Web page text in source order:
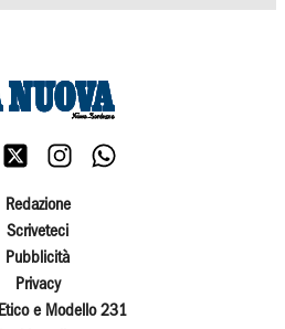
Redazione
Scriveteci
Pubblicità
Privacy
e Modello 231